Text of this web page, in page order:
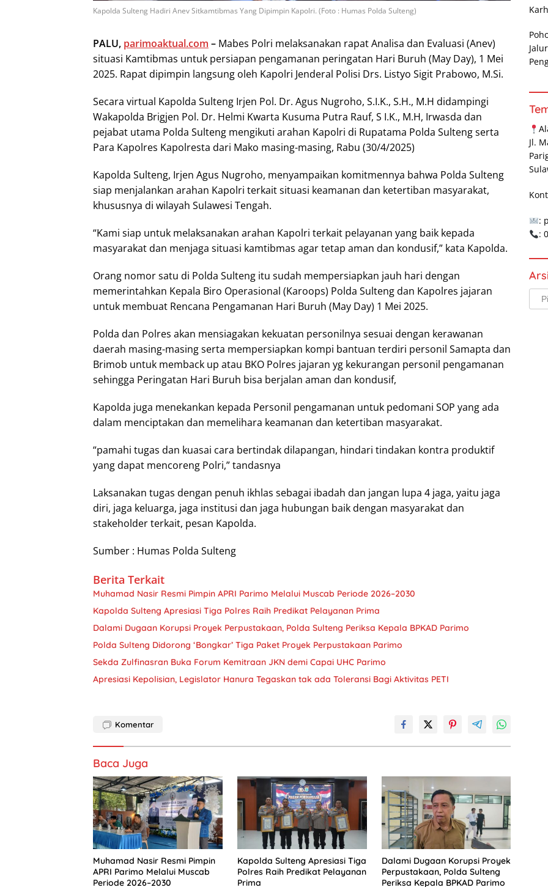
Kapolda Sulteng Hadiri Anev Sitkamtibmas Yang Dipimpin Kapolri. (Foto : Humas Polda Sulteng)
PALU, parimoaktual.com – Mabes Polri melaksanakan rapat Analisa dan Evaluasi (Anev)
situasi Kamtibmas untuk persiapan pengamanan peringatan Hari Buruh (May Day), 1 Mei
2025. Rapat dipimpin langsung oleh Kapolri Jenderal Polisi Drs. Listyo Sigit Prabowo, M.Si.
Secara virtual Kapolda Sulteng Irjen Pol. Dr. Agus Nugroho, S.I.K., S.H., M.H didampingi
Wakapolda Brigjen Pol. Dr. Helmi Kwarta Kusuma Putra Rauf, S I.K., M.H, Irwasda dan
pejabat utama Polda Sulteng mengikuti arahan Kapolri di Rupatama Polda Sulteng serta
Para Kapolres Kapolresta dari Mako masing-masing, Rabu (30/4/2025)
Kapolda Sulteng, Irjen Agus Nugroho, menyampaikan komitmennya bahwa Polda Sulteng
siap menjalankan arahan Kapolri terkait situasi keamanan dan ketertiban masyarakat,
khususnya di wilayah Sulawesi Tengah.
“Kami siap untuk melaksanakan arahan Kapolri terkait pelayanan yang baik kepada
masyarakat dan menjaga situasi kamtibmas agar tetap aman dan kondusif,” kata Kapolda.
Orang nomor satu di Polda Sulteng itu sudah mempersiapkan jauh hari dengan
memerintahkan Kepala Biro Operasional (Karoops) Polda Sulteng dan Kapolres jajaran
untuk membuat Rencana Pengamanan Hari Buruh (May Day) 1 Mei 2025.
Polda dan Polres akan mensiagakan kekuatan personilnya sesuai dengan kerawanan
daerah masing-masing serta mempersiapkan kompi bantuan terdiri personil Samapta dan
Brimob untuk memback up atau BKO Polres jajaran yg kekurangan personil pengamanan
sehingga Peringatan Hari Buruh bisa berjalan aman dan kondusif,
Kapolda juga menekankan kepada Personil pengamanan untuk pedomani SOP yang ada
dalam menciptakan dan memelihara keamanan dan ketertiban masyarakat.
“pamahi tugas dan kuasai cara bertindak dilapangan, hindari tindakan kontra produktif
yang dapat mencoreng Polri,” tandasnya
Laksanakan tugas dengan penuh ikhlas sebagai ibadah dan jangan lupa 4 jaga, yaitu jaga
diri, jaga keluarga, jaga institusi dan jaga hubungan baik dengan masyarakat dan
stakeholder terkait, pesan Kapolda.
Sumber : Humas Polda Sulteng
Berita Terkait
Muhamad Nasir Resmi Pimpin APRI Parimo Melalui Muscab Periode 2026–2030
Kapolda Sulteng Apresiasi Tiga Polres Raih Predikat Pelayanan Prima
Dalami Dugaan Korupsi Proyek Perpustakaan, Polda Sulteng Periksa Kepala BPKAD Parimo
Polda Sulteng Didorong ‘Bongkar’ Tiga Paket Proyek Perpustakaan Parimo
Sekda Zulfinasran Buka Forum Kemitraan JKN demi Capai UHC Parimo
Apresiasi Kepolisian, Legislator Hanura Tegaskan tak ada Toleransi Bagi Aktivitas PETI
Komentar
Baca Juga
Muhamad Nasir Resmi Pimpin
APRI Parimo Melalui Muscab
Periode 2026–2030
Kapolda Sulteng Apresiasi Tiga
Polres Raih Predikat Pelayanan
Prima
Dalami Dugaan Korupsi Proyek
Perpustakaan, Polda Sulteng
Periksa Kepala BPKAD Parimo
Jl.
:
: